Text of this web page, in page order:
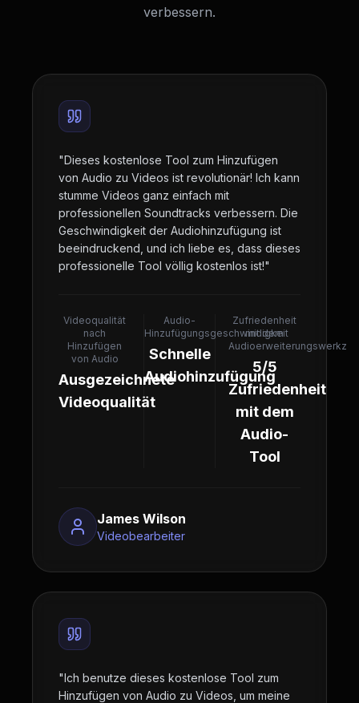
verbessern.
"Dieses kostenlose Tool zum Hinzufügen
von Audio zu Videos ist revolutionär! Ich kann
stumme Videos ganz einfach mit
professionellen Soundtracks verbessern. Die
Geschwindigkeit der Audiohinzufügung ist
beeindruckend, und ich liebe es, dass dieses
professionelle Tool völlig kostenlos ist!"
Videoqualität
nach
Hinzufügen
von Audio
Ausgezeichnete
Videoqualität
Audio-
Hinzufügungsgeschwindigkeit
Schnelle
Audiohinzufügung
Zufriedenheit
mit dem
5/5
Zufriedenheit
mit dem
Audio-
Tool
James Wilson
Videobearbeiter
"Ich benutze dieses kostenlose Tool zum
Hinzufügen von Audio zu Videos, um meine